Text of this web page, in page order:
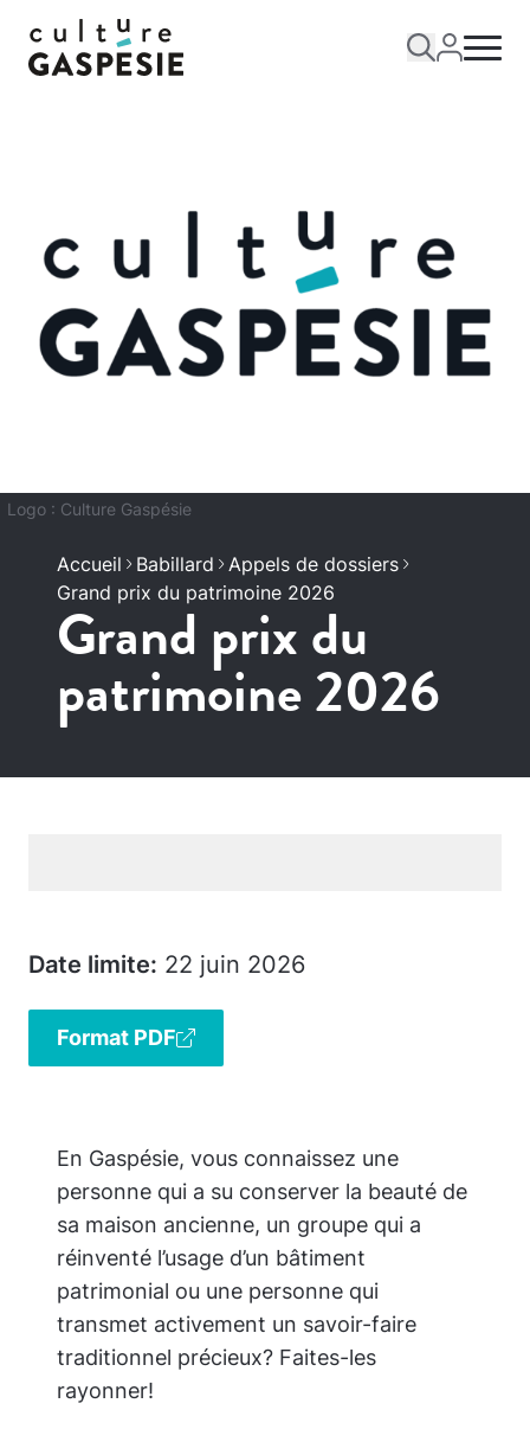
Logo : Culture Gaspésie
Accueil Babillard
Appels de dossiers
Grand prix du patrimoine 2026
Grand prix du
patrimoine 2026
Date limite: 22 juin 2026
Format PDF
En Gaspésie, vous connaissez une
personne qui a su conserver la beauté de
sa maison ancienne, un groupe qui a
réinventé l’usage d’un bâtiment
patrimonial ou une personne qui
transmet activement un savoir-faire
traditionnel précieux? Faites-les
rayonner!